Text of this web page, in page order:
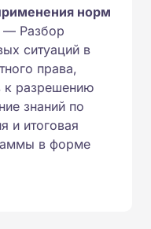
норм
— Разбор
ситуаций в
права,
к разрешению
знаний по
и итоговая
в форме